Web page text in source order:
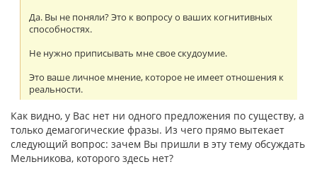
Да. Вы не поняли? Это к вопросу о ваших когнитивных
способностях.
Не нужно приписывать мне свое скудоумие.
Это ваше личное мнение, которое не имеет отношения к
реальности.
Как видно, у Вас нет ни одного предложения по существу, а
только демагогические фразы. Из чего прямо вытекает
следующий вопрос: зачем Вы пришли в эту тему обсуждать
Мельникова, которого здесь нет?